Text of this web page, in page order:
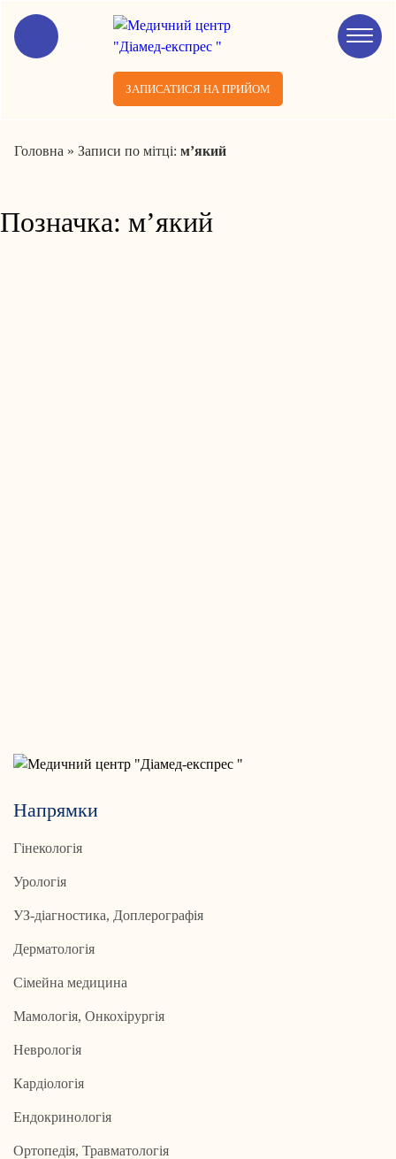
ЗАПИСАТИСЯ НА ПРИЙОМ
Головна » Записи по мітці: м’який
Позначка: м’який
Напрямки
Гінекологія
Урологія
УЗ-діагностика, Доплерографія
Дерматологія
Сімейна медицина
Мамологія, Онкохірургія
Неврологія
Кардіологія
Ендокринологія
Ортопедія, Травматологія